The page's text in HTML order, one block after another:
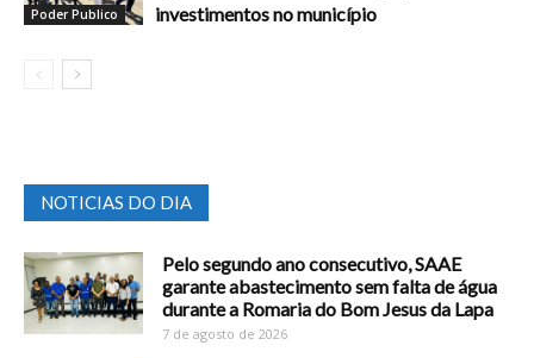
Poder Publico
investimentos no município
NOTICIAS DO DIA
Pelo segundo ano consecutivo, SAAE
garante abastecimento sem falta de água
durante a Romaria do Bom Jesus da Lapa
7 de agosto de 2026